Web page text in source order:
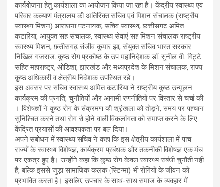
कार्ययोजना हेतु कार्यशाला का आयोजन किया जा रहा है। केंद्रीय स्वास्थ्य एवं
परिवार कल्याण मंत्रालय की अतिरिक्त सचिव एवं मिशन संचालक (राष्ट्रीय
स्वास्थ्य मिशन) आराधना पटनायक, सचिव स्वास्थ्य, छत्तीसगढ़ अमित
कटारिया, आयुक्त सह संचालक, स्वास्थ्य सेवाएं सह मिशन संचालक राष्ट्रीय
स्वास्थ्य मिशन, छत्तीसगढ़ संजीव कुमार झा, संयुक्त सचिव भारत सरकार
निखिल गजराज, कुष्ठ रोग प्रकोष्ठ के उप महानिदेशक डॉ. सुनील वी. गिट्टे
सहित महाराष्ट्र, ओडिशा, झारखंड और मध्यप्रदेश के मिशन संचालक, राज्य
कुष्ठ अधिकारी व क्षेत्रीय निदेशक उपस्थित रहे।
इस अवसर पर सचिव स्वास्थ्य अमित कटारिया ने राष्ट्रीय कुष्ठ उन्मूलन
कार्यक्रम की प्रगति, चुनौतियों और आगामी रणनीतियों पर विस्तार से चर्चा की
। विशेषज्ञों ने कुष्ठ रोग के संक्रमण की श्रृंखला को तोड़ने, समय पर पहचान
सुनिश्चित करने तथा रोग से होने वाली विकलांगता को समाप्त करने के लिए
केंद्रित प्रयासों की आवश्यकता पर बल दिया।
अपने संबोधन में स्वास्थ्य सचिव ने कहा कि इस क्षेत्रीय कार्यशाला में पांच
राज्यों के स्वास्थ्य विशेषज्ञ, कार्यक्रम प्रबंधक और तकनीकी विशेषज्ञ एक मंच
पर एकत्र हुए हैं। उन्होंने कहा कि कुष्ठ रोग केवल स्वास्थ्य संबंधी चुनौती नहीं
है, बल्कि इससे जुड़ा सामाजिक कलंक (स्टिग्मा) भी रोगियों के जीवन को
प्रभावित करता है। इसलिए उपचार के साथ-साथ समाज के व्यवहार में